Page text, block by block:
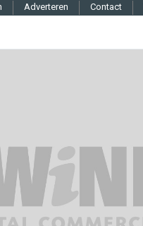
Adverteren Contact